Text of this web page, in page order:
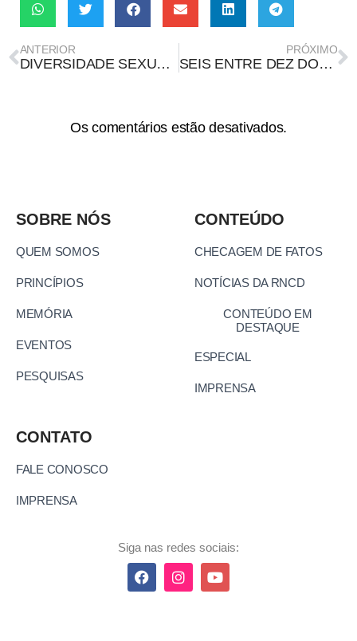
ANTERIOR
DIVERSIDADE SEXUAL E DE GÊNERO, PESQUISA E CIDADANIA: A ATUALIDADE DO MANIFESTO QUEER CABOCLO
PRÓXIMO
SEIS ENTRE DEZ DOENÇAS INFECCIOSAS TÊM ORIGEM EM ANIMAIS, MAS AÇÃO HUMANA FACILITA SUA PROLIFERAÇÃO
Os comentários estão desativados.
SOBRE NÓS
QUEM SOMOS
PRINCÍPIOS
MEMÓRIA
EVENTOS
PESQUISAS
CONTEÚDO
CHECAGEM DE FATOS
NOTÍCIAS DA RNCD
CONTEÚDO EM
DESTAQUE
ESPECIAL
IMPRENSA
CONTATO
FALE CONOSCO
IMPRENSA
Siga nas redes sociais: